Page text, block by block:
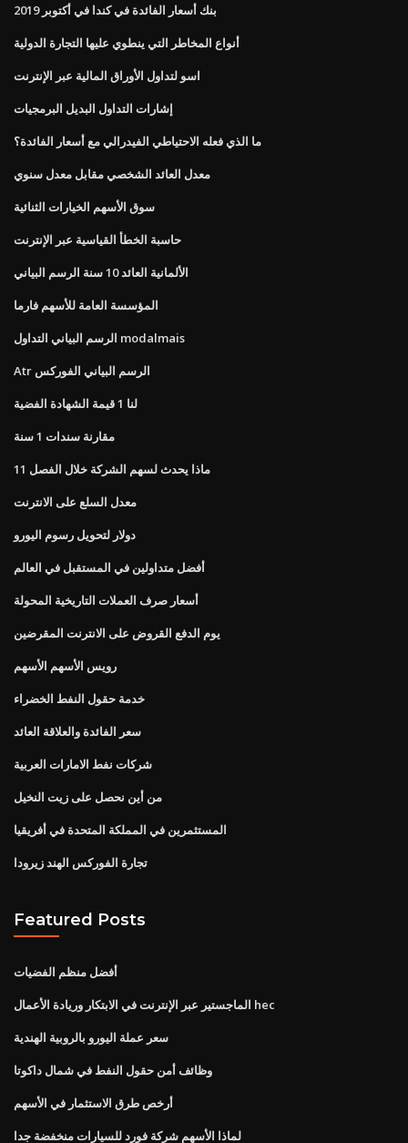
بنك أسعار الفائدة في كندا في أكتوبر 2019
أنواع المخاطر التي ينطوي عليها التجارة الدولية
اسو لتداول الأوراق المالية عبر الإنترنت
إشارات التداول البديل البرمجيات
ما الذي فعله الاحتياطي الفيدرالي مع أسعار الفائدة؟
معدل العائد الشخصي مقابل معدل سنوي
سوق الأسهم الخيارات الثنائية
حاسبة الخطأ القياسية عبر الإنترنت
الألمانية العائد 10 سنة الرسم البياني
المؤسسة العامة للأسهم فارما
الرسم البياني التداول modalmais
Atr الرسم البياني الفوركس
لنا 1 قيمة الشهادة الفضية
مقارنة سندات 1 سنة
ماذا يحدث لسهم الشركة خلال الفصل 11
معدل السلع على الانترنت
دولار لتحويل رسوم اليورو
أفضل متداولين في المستقبل في العالم
أسعار صرف العملات التاريخية المحولة
يوم الدفع القروض على الانترنت المقرضين
رويس الأسهم الأسهم
خدمة حقول النفط الخضراء
سعر الفائدة والعلاقة العائد
شركات نفط الامارات العربية
من أين نحصل على زيت النخيل
المستثمرين في المملكة المتحدة في أفريقيا
تجارة الفوركس الهند زيرودا
Featured Posts
أفضل منظم الفضيات
الماجستير عبر الإنترنت في الابتكار وريادة الأعمال hec
سعر عملة اليورو بالروبية الهندية
وظائف أمن حقول النفط في شمال داكوتا
أرخص طرق الاستثمار في الأسهم
لماذا الأسهم شركة فورد للسيارات منخفضة جدا